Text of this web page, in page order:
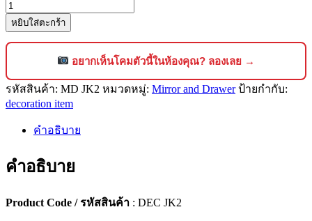
จำนวน
ตู้
ลิ้น
กระจกเงา
ดี
ไซน์
รี่
หยิบใส่ตะกร้า
อยากเห็นโคมตัวนี้ในห้องคุณ? ลองเลย →
รหัสสินค้า: MD JK2 หมวดหมู่: Mirror and Drawer ป้ายกำกับ:
decoration item
คำอธิบาย
คำอธิบาย
Product Code / รหัสสินค้า : DEC JK2